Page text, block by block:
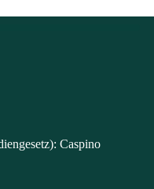
Caspino